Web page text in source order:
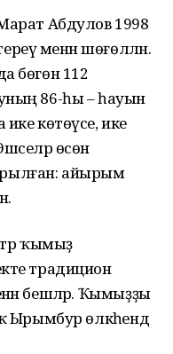
Абдулов 1998
менән шөғөлләнә.
бөгөн 112
86-һы – һауын
көтөүсе, ике
өсөн
айырым
ҡымыҙ
традицион
бешәләр. Ҡымыҙҙы
Ырымбур өлкәһендә